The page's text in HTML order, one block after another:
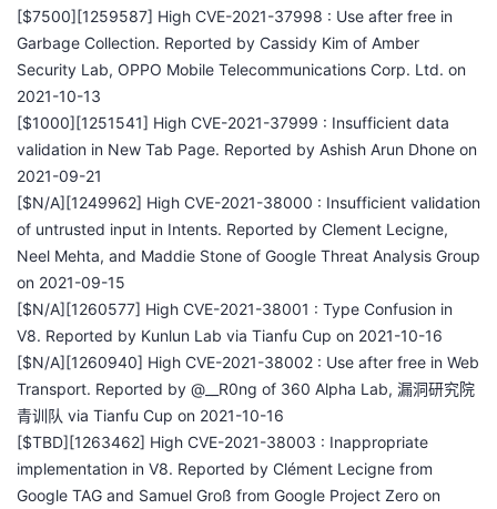
证
实
验
的
收
藏
持
建
议
[$7500][1259587] High CVE-2021-37998 : Use after free in
Garbage Collection. Reported by Cassidy Kim of Amber
Security Lab, OPPO Mobile Telecommunications Corp. Ltd. on
2021-10-13
[$1000][1251541] High CVE-2021-37999 : Insufficient data
validation in New Tab Page. Reported by Ashish Arun Dhone on
2021-09-21
[$N/A][1249962] High CVE-2021-38000 : Insufficient validation
of untrusted input in Intents. Reported by Clement Lecigne,
Neel Mehta, and Maddie Stone of Google Threat Analysis Group
on 2021-09-15
[$N/A][1260577] High CVE-2021-38001 : Type Confusion in
V8. Reported by Kunlun Lab via Tianfu Cup on 2021-10-16
[$N/A][1260940] High CVE-2021-38002 : Use after free in Web
Transport. Reported by @__R0ng of 360 Alpha Lab, 漏洞研究院
青训队 via Tianfu Cup on 2021-10-16
[$TBD][1263462] High CVE-2021-38003 : Inappropriate
implementation in V8. Reported by Clément Lecigne from
Google TAG and Samuel Groß from Google Project Zero on